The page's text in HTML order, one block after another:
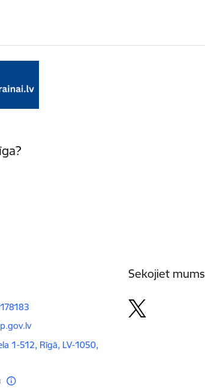
1-512, Rīgā, LV-1050,
Sekojiet mums